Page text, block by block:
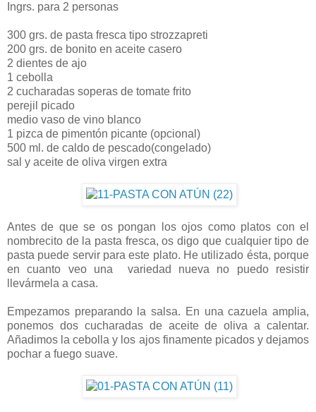
Ingrs. para 2 personas
300 grs. de pasta fresca tipo strozzapreti
200 grs. de bonito en aceite casero
2 dientes de ajo
1 cebolla
2 cucharadas soperas de tomate frito
perejil picado
medio vaso de vino blanco
1 pizca de pimentón picante (opcional)
500 ml. de caldo de pescado(congelado)
sal y aceite de oliva virgen extra
Antes de que se os pongan los ojos como platos con el
nombrecito de la pasta fresca, os digo que cualquier tipo de
pasta puede servir para este plato. He utilizado ésta, porque
en cuanto veo una variedad nueva no puedo resistir
llevármela a casa.
Empezamos preparando la salsa. En una cazuela amplia,
ponemos dos cucharadas de aceite de oliva a calentar.
Añadimos la cebolla y los ajos finamente picados y dejamos
pochar a fuego suave.